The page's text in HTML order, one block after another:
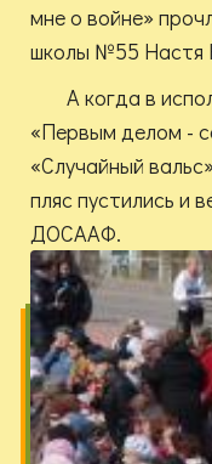
мне о войне»
школы №55 Настя
А когда в
«Первым делом -
«Случайный
пляс пустились и
ДОСААФ.